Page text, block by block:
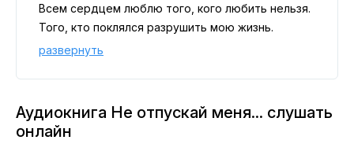
Всем сердцем люблю того, кого любить нельзя.
Того, кто поклялся разрушить мою жизнь.
Того, кто обязательно сдержит свое слово.
развернуть
Аудиокнига Не отпускай меня... слушать
онлайн